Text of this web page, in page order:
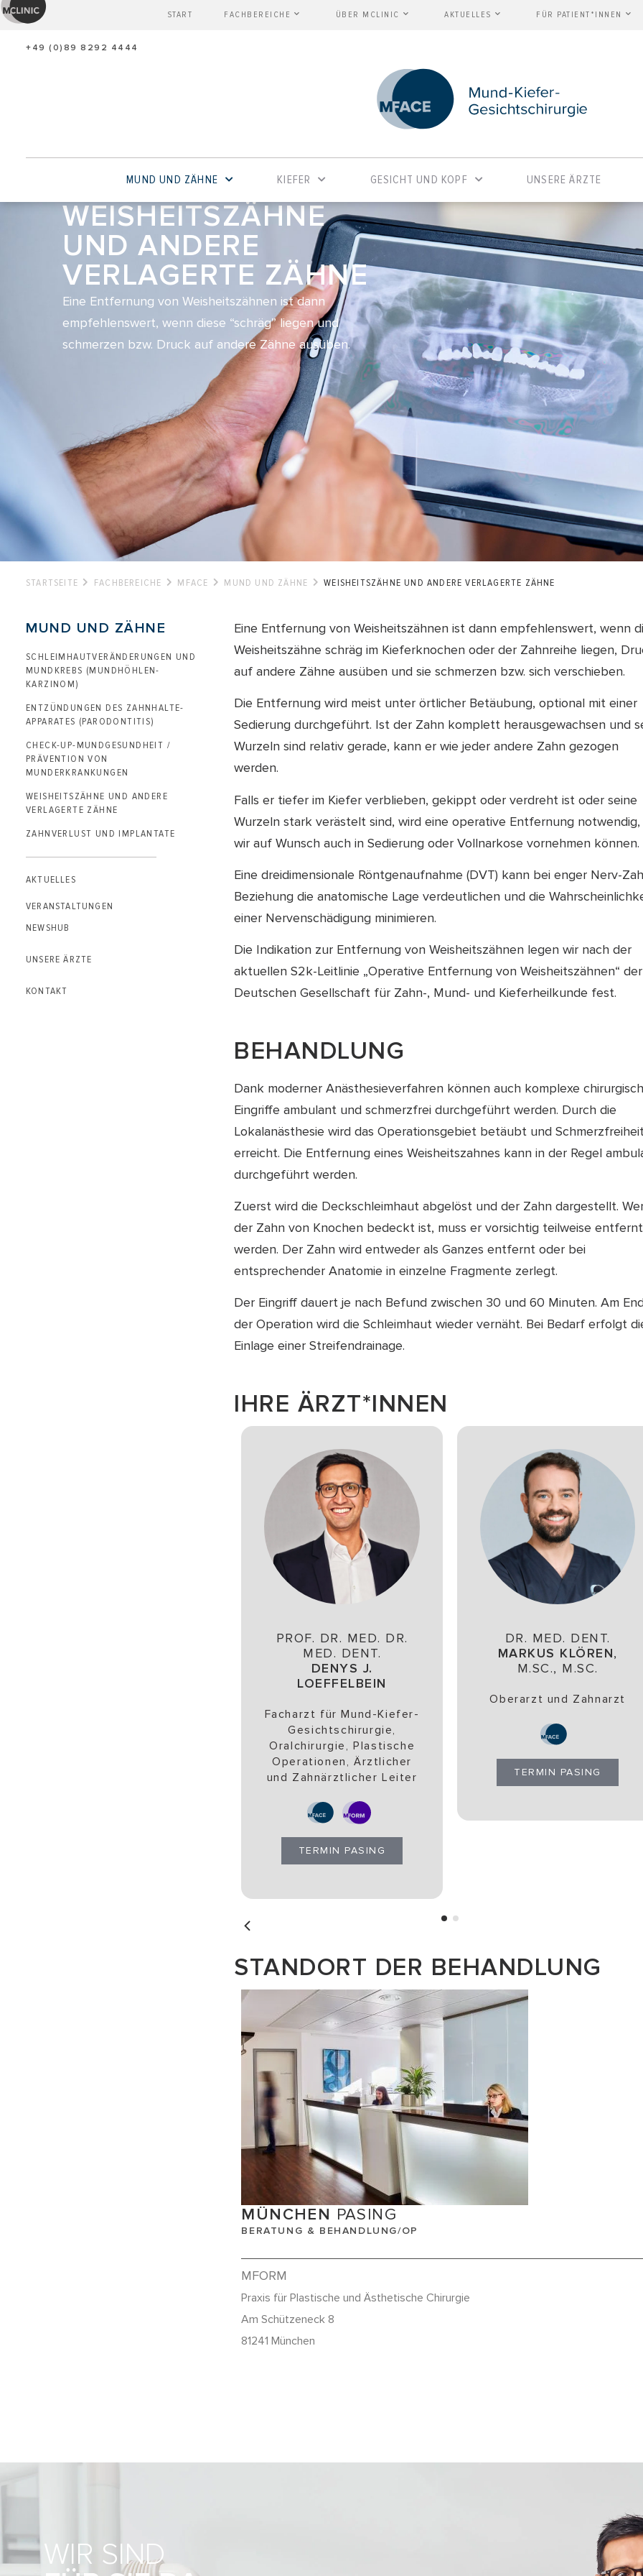
START FACHBEREICHE ÜBER MCLINIC AKTUELLES FÜR PATIENT*INNEN
+49 (0)89 8292 4444
MUND UND ZÄHNE KIEFER GESICHT UND KOPF UNSERE ÄRZTE
WEISHEITSZÄHNE
UND ANDERE
VERLAGERTE ZÄHNE
Eine Entfernung von Weisheitszähnen ist dann
empfehlenswert, wenn diese “schräg” liegen und
schmerzen bzw. Druck auf andere Zähne ausüben.
STARTSEITE FACHBEREICHE MFACE MUND UND ZÄHNE WEISHEITSZÄHNE UND ANDERE VERLAGERTE ZÄHNE
MUND UND ZÄHNE
SCHLEIMHAUT­VERÄNDERUNGEN UND
MUNDKREBS (MUNDHÖHLEN­
KARZINOM)
ENTZÜNDUNGEN DES ZAHNHALTE­
APPARATES (PARODONTITIS)
CHECK-UP-MUNDGESUNDHEIT /
PRÄVENTION VON
MUNDERKRANKUNGEN
WEISHEITSZÄHNE UND ANDERE
VERLAGERTE ZÄHNE
ZAHN­VERLUST UND IMPLANTATE
AKTUELLES
VERANSTALTUNGEN
NEWSHUB
UNSERE ÄRZTE
KONTAKT
Eine Entfernung von Weisheitszähnen ist dann empfehlenswert, wenn
Weisheitszähne schräg im Kieferknochen oder der Zahnreihe liegen,
auf andere Zähne ausüben und sie schmerzen bzw. sich verschieben.
Die Entfernung wird meist unter örtlicher Betäubung, optional mit einer
Sedierung durchgeführt. Ist der Zahn komplett herausgewachsen und
Wurzeln sind relativ gerade, kann er wie jeder andere Zahn gezogen
werden.
Falls er tiefer im Kiefer verblieben, gekippt oder verdreht ist oder seine
Wurzeln stark verästelt sind, wird eine operative Entfernung notwendig,
wir auf Wunsch auch in Sedierung oder Vollnarkose vornehmen können.
Eine dreidimensionale Röntgenaufnahme (DVT) kann bei enger Nerv-
Beziehung die anatomische Lage verdeutlichen und die
einer Nervenschädigung minimieren.
Die Indikation zur Entfernung von Weisheitszähnen legen wir nach der
aktuellen S2k-Leitlinie „Operative Entfernung von Weisheitszähnen“ der
Deutschen Gesellschaft für Zahn-, Mund- und Kieferheilkunde fest.
BEHANDLUNG
Dank moderner Anästhesieverfahren können auch komplexe
Eingriffe ambulant und schmerzfrei durchgeführt werden. Durch die
Lokalanästhesie wird das Operationsgebiet betäubt und
erreicht. Die Entfernung eines Weisheitszahnes kann in der Regel
durchgeführt werden.
Zuerst wird die Deckschleimhaut abgelöst und der Zahn dargestellt.
der Zahn von Knochen bedeckt ist, muss er vorsichtig teilweise entfernt
werden. Der Zahn wird entweder als Ganzes entfernt oder bei
entsprechender Anatomie in einzelne Fragmente zerlegt.
Der Eingriff dauert je nach Befund zwischen 30 und 60 Minuten. Am
der Operation wird die Schleimhaut wieder vernäht. Bei Bedarf erfolgt
Einlage einer Streifendrainage.
IHRE ÄRZT*INNEN
PROF. DR. MED. DR.
MED. DENT.
DENYS J.
LOEFFELBEIN
Facharzt für Mund-Kiefer-
Gesichtschirurgie,
Oralchirurgie, Plastische
Operationen, Ärztlicher
und Zahnärztlicher Leiter
TERMIN PASING
DR. MED. DENT.
MARKUS KLÖREN,
M.SC., M.SC.
Oberarzt und Zahnarzt
TERMIN PASING
STANDORT DER BEHANDLUNG
MÜNCHEN PASING
BERATUNG & BEHANDLUNG/OP
MFORM
Praxis für Plastische und Ästhetische Chirurgie
Am Schützeneck 8
81241 München
WIR SIND